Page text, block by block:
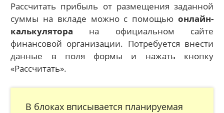
Рассчитать прибыль от размещения заданной
суммы на вкладе можно с помощью онлайн-
калькулятора на официальном сайте
финансовой организации. Потребуется внести
данные в поля формы и нажать кнопку
«Рассчитать».
В блоках вписывается планируемая